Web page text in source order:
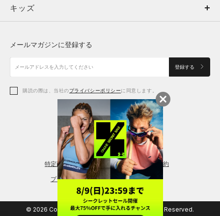
キッズ
アクセサリー
ボトムス
アクセサリー
トップス
シューズ
アクセサリー
レギンス＆タイツ
キッズ
シューズ
メールマガジンに登録する
登録する
購読の際は、当社のプライバシーポリシーに同意します。
特定商取引法に基づく通販の表記 会員規約
プライバシーポリシー
© 2026 Copyright DOME Corporation. All Rights Reserved.